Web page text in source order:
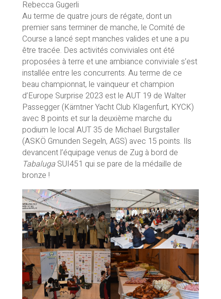
Rebecca Gugerli
Au terme de quatre jours de régate, dont un
premier sans terminer de manche, le Comité de
Course a lancé sept manches valides et une a pu
être tracée. Des activités conviviales ont été
proposées à terre et une ambiance conviviale s’est
installée entre les concurrents. Au terme de ce
beau championnat, le vainqueur et champion
d’Europe Surprise 2023 est le AUT 19 de Walter
Passegger (Kärntner Yacht Club Klagenfurt, KYCK)
avec 8 points et sur la deuxième marche du
podium le local AUT 35 de Michael Burgstaller
(ASKÖ Gmunden Segeln, AGS) avec 15 points. Ils
devancent l’équipage venus de Zug à bord de
TabalugaSUI451 qui se pare de la médaille de
bronze !